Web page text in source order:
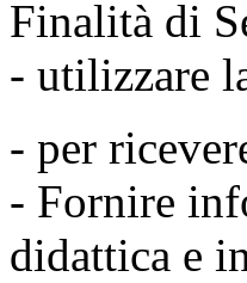
Finalità di
- utilizzare
- per
- Fornire
didattica e